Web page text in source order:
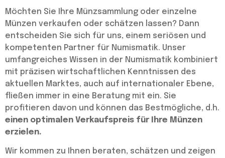
Möchten Sie Ihre Münzsammlung oder einzelne
Münzen verkaufen oder schätzen lassen? Dann
entscheiden Sie sich für uns, einem seriösen und
kompetenten Partner für Numismatik. Unser
umfangreiches Wissen in der Numismatik kombiniert
mit präzisen wirtschaftlichen Kenntnissen des
aktuellen Marktes, auch auf internationaler Ebene,
fließen immer in eine Beratung mit ein. Sie
profitieren davon und können das Bestmögliche, d.h.
einen optimalen Verkaufspreis für Ihre Münzen
erzielen.
Wir kommen zu Ihnen beraten, schätzen und zeigen